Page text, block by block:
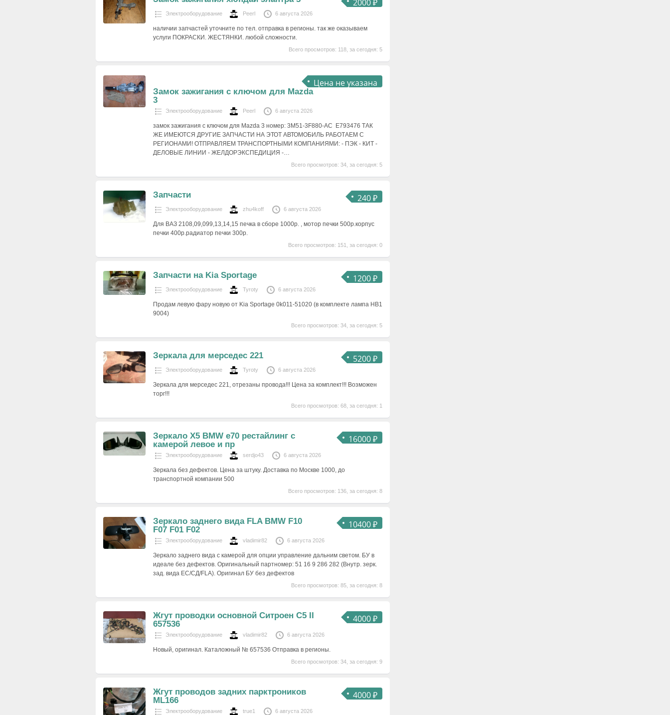
2000 ₽
Электрооборудование Peerl 6 августа 2026
наличии запчастей уточните по тел. отправка в регионы. так же оказываем
услуги ПОКРАСКИ. ЖЕСТЯНКИ. любой сложности.
Всего просмотров: 118, за сегодня: 5
Цена не указана
Замок зажигания с ключом для Mazda
3
Электрооборудование Peerl 6 августа 2026
замок зажигания с ключом для Mazda 3 номер: 3M51-3F880-AC E793476 ТАК
ЖЕ ИМЕЮТСЯ ДРУГИЕ ЗАПЧАСТИ НА ЭТОТ АВТОМОБИЛЬ РАБОТАЕМ С
РЕГИОНАМИ! ОТПРАВЛЯЕМ ТРАНСПОРТНЫМИ КОМПАНИЯМИ: - ПЭК - КИТ -
ДЕЛОВЫЕ ЛИНИИ - ЖЕЛДОРЭКСПЕДИЦИЯ -…
Всего просмотров: 34, за сегодня: 5
240 ₽
Запчасти
Электрооборудование zhu4koff 6 августа 2026
Для ВАЗ 2108,09,099,13,14,15 печка в сборе 1000р. , мотор печки 500р.корпус
печки 400р.радиатор печки 300р.
Всего просмотров: 151, за сегодня: 0
1200 ₽
Запчасти на Kia Sportage
Электрооборудование Tyroty 6 августа 2026
Продам левую фару новую от Kia Sportage 0k011-51020 (в комплекте лампа НВ1
9004)
Всего просмотров: 34, за сегодня: 5
5200 ₽
Зеркала для мерседес 221
Электрооборудование Tyroty 6 августа 2026
Зеркала для мерседес 221, отрезаны провода!!! Цена за комплект!!! Возможен
торг!!!
Всего просмотров: 68, за сегодня: 1
16000 ₽
Зеркало Х5 BMW е70 рестайлинг с
камерой левое и пр
Электрооборудование serdjo43 6 августа 2026
Зеркала без дефектов. Цена за штуку. Доставка по Москве 1000, до
транспортной компании 500
Всего просмотров: 136, за сегодня: 8
10400 ₽
Зеркало заднего вида FLA BMW F10
F07 F01 F02
Электрооборудование vladimir82 6 августа 2026
Зеркало заднего вида с камерой для опции управление дальним светом. БУ в
идеале без дефектов. Оригинальный партномер: 51 16 9 286 282 (Внутр. зерк.
зад. вида EC/СД/FLA). Оригинал БУ без дефектов
Всего просмотров: 85, за сегодня: 8
4000 ₽
Жгут проводки основной Ситроен С5 II
657536
Электрооборудование vladimir82 6 августа 2026
Новый, оригинал. Каталожный № 657536 Отправка в регионы.
Всего просмотров: 34, за сегодня: 9
4000 ₽
Жгут проводов задних парктроников
ML166
Электрооборудование true1 6 августа 2026